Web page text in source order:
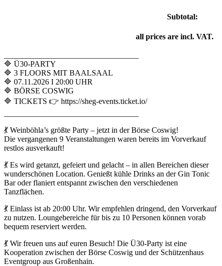
Subtotal:
all prices are incl. VAT.
🔷 Ü30-PARTY
🔷 3 FLOORS MIT BAALSAAL
🔷 07.11.2026 I 20:00 UHR
🔷 BÖRSE COSWIG
🔷 TICKETS 👉 https://sheg-events.ticket.io/
💃 Weinböhla’s größte Party – jetzt in der Börse Coswig!
Die vergangenen 9 Veranstaltungen waren bereits im Vorverkauf
restlos ausverkauft!
💃 Es wird getanzt, gefeiert und gelacht – in allen Bereichen dieser
wunderschönen Location. Genießt kühle Drinks an der Gin Tonic
Bar oder flaniert entspannt zwischen den verschiedenen
Tanzflächen.
💃 Einlass ist ab 20:00 Uhr. Wir empfehlen dringend, den Vorverkauf
zu nutzen. Loungebereiche für bis zu 10 Personen können vorab
bequem reserviert werden.
💃 Wir freuen uns auf euren Besuch! Die Ü30-Party ist eine
Kooperation zwischen der Börse Coswig und der Schützenhaus
Eventgroup aus Großenhain.